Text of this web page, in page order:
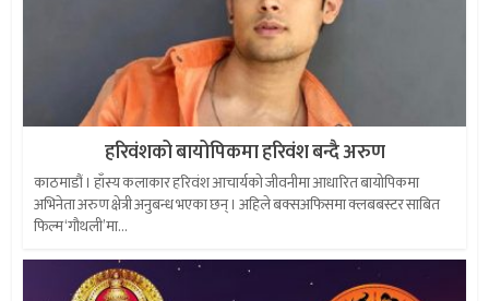
हरिवंशको बायोपिकमा हरिवंश बन्दै अरुण
काठमाडौं । हाँस्य कलाकार हरिवंश आचार्यको जीवनीमा आधारित बायोपिकमा
अभिनेता अरुण क्षेत्री अनुबन्ध भएका छन् । अहिले बक्सअफिसमा क्लबबस्टर साबित
फिल्म ‘गौथली’मा...